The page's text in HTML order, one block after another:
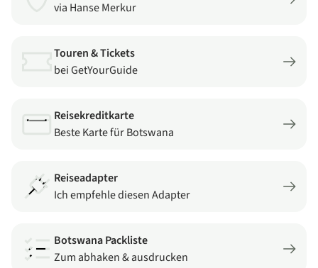
via Hanse Merkur
Touren & Tickets
bei GetYourGuide
Reisekreditkarte
Beste Karte für Botswana
Reiseadapter
Ich empfehle diesen Adapter
Botswana Packliste
Zum abhaken & ausdrucken